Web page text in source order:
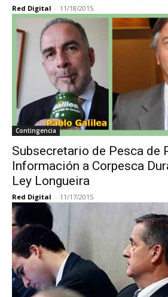
Red Digital - 11/18/2015
Contingencia
Subsecretario de Pesca de
Información a Corpesca
Ley Longueira
Red Digital - 11/17/2015